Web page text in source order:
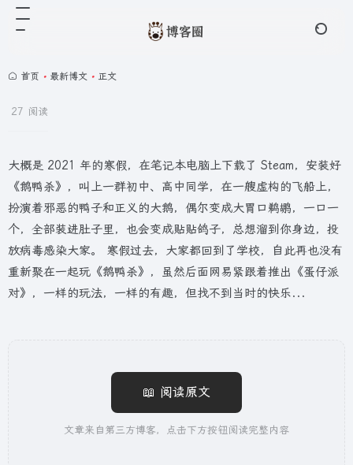
首页 • 最新博文 • 正文
27 阅读
大概是 2021 年的寒假，在笔记本电脑上下载了 Steam，安装好
《鹅鸭杀》，叫上一群初中、高中同学，在一艘虚构的飞船上，
扮演着邪恶的鸭子和正义的大鹅，偶尔变成大胃口鹈鹕，一口一
个，全部装进肚子里，也会变成贴贴鸽子，总想溜到你身边，投
放病毒感染大家。 寒假过去，大家都回到了学校，自此再也没有
重新聚在一起玩《鹅鸭杀》，虽然后面网易紧跟着推出《蛋仔派
对》，一样的玩法，一样的有趣，但找不到当时的快乐...
📖 阅读原文
文章来自第三方博客，点击下方按钮阅读完整内容